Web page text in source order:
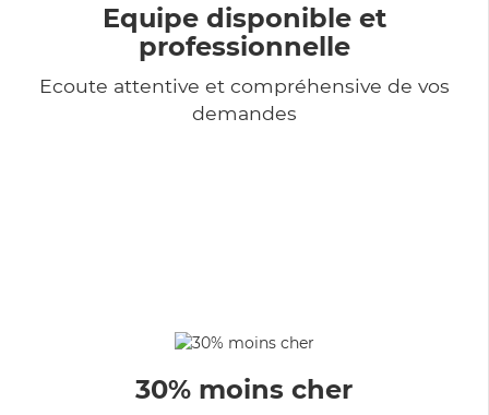
Equipe disponible et
professionnelle
Ecoute attentive et compréhensive de vos
demandes
30% moins cher